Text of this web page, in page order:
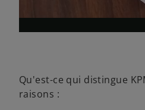
Qu'est-ce qui distingue
raisons :